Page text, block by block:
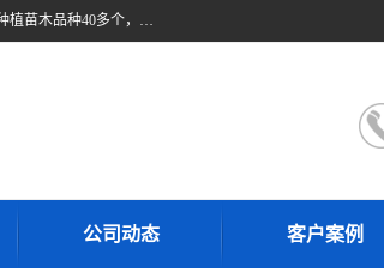
甘肃广恒源苗木农民合作社位于甘肃省临泽县，是一家从事苗木种植与销售的农民合作组织，合作社拥有苗木基地1500多亩，种植苗木品种40多个，年产各类苗木2000多万株。主营：白刺苗、红柳苗、梭梭苗等，我们以“种植一流的苗子，诚信经营”的经营理念，竭诚为每一位客户做优质的服务，欢迎来电咨询！
公司动态 客户案例